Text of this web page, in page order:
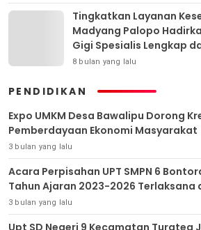
Tingkatkan Layanan
Madyang Palopo
Gigi Spesialis Lengkap
8 bulan yang lalu
PENDIDIKAN
Expo UMKM Desa Bawalipu Dorong
Pemberdayaan Ekonomi Masyarakat
3 bulan yang lalu
Acara Perpisahan UPT SMPN 6
Tahun Ajaran 2023-2026 Terlaksana
3 bulan yang lalu
Upt SD Negeri 9 Kecamatan Turatea